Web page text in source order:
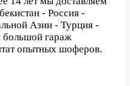
- Россия -
Азии - Турция -
большой гараж
опытных шоферов.